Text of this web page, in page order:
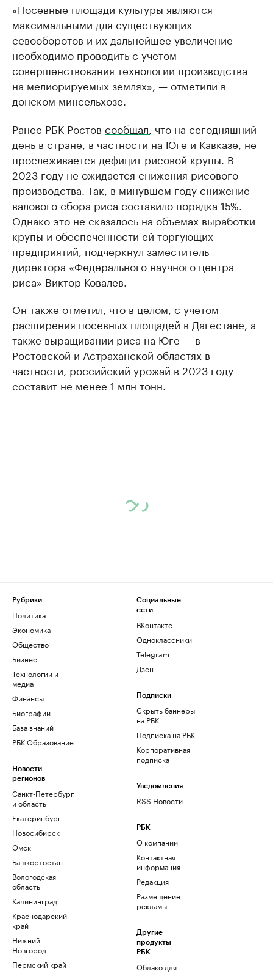
«Посевные площади культуры являются
максимальными для существующих
севооборотов и их дальнейшее увеличение
необходимо проводить с учетом
совершенствования технологии производства
на мелиорируемых землях», — отметили в
донском минсельхозе.
Ранее РБК Ростов сообщал , что на сегодняшний
день в стране, в частности на Юге и Кавказе, не
прослеживается дефицит рисовой крупы. В
2023 году не ожидается снижения рисового
производства. Так, в минувшем году снижение
валового сбора риса составило порядка 15%.
Однако это не сказалось на объемах выработки
крупы и обеспеченности ей торгующих
предприятий, подчеркнул заместитель
директора «Федерального научного центра
риса» Виктор Ковалев.
Он также отметил, что в целом, с учетом
расширения посевных площадей в Дагестане, а
также выращивании риса на Юге — в
Ростовской и Астраханской областях в
частности, российский урожай в 2023 году
составит не менее 1 млн тонн.
Рубрики
Политика
Экономика
Общество
Бизнес
Технологии и
медиа
Финансы
Биографии
База знаний
РБК Образование
Новости
регионов
Санкт-Петербург
и область
Екатеринбург
Новосибирск
Омск
Башкортостан
Вологодская
область
Калининград
Краснодарский
край
Нижний
Новгород
Пермский край
Социальные
сети
ВКонтакте
Одноклассники
Telegram
Дзен
Подписки
Скрыть баннеры
на РБК
Подписка на РБК
Корпоративная
подписка
Уведомления
RSS Новости
РБК
О компании
Контактная
информация
Редакция
Размещение
рекламы
Другие
продукты
РБК
Облако для